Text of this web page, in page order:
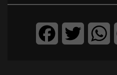
FacebookTwitter